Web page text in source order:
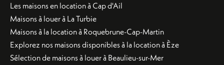
Les maisons en location à Cap d'Ail
Maisons à louer à La Turbie
Maisons à la location à Roquebrune-Cap-Martin
Explorez nos maisons disponibles à la location à Èze
Sélection de maisons à louer à Beaulieu-sur-Mer